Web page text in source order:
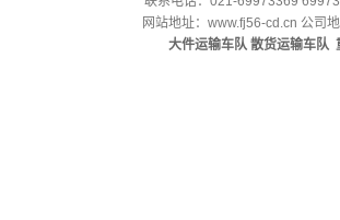
网站地址： www.fj56-cd.cn 公司
大件运输车队 散货运输车队